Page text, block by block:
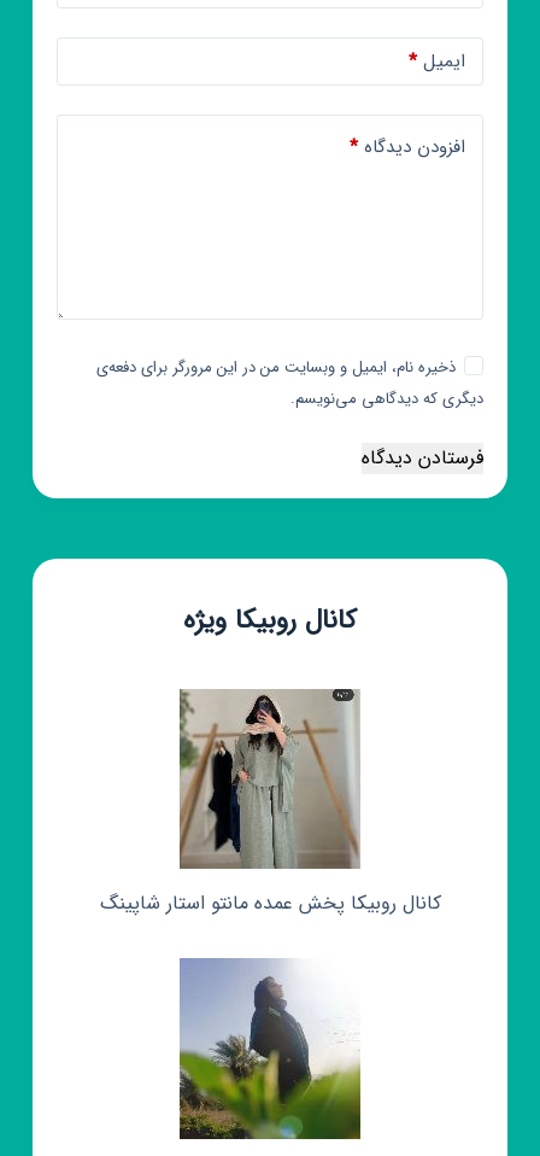
ایمیل*
افزودن دیدگاه*
ذخیره نام، ایمیل و وبسایت من در این مرورگر برای دفعه‌ی
دیگری که دیدگاهی می‌نویسم.
فرستادن دیدگاه
کانال روبیکا ویژه
کانال روبیکا پخش عمده مانتو استار شاپینگ